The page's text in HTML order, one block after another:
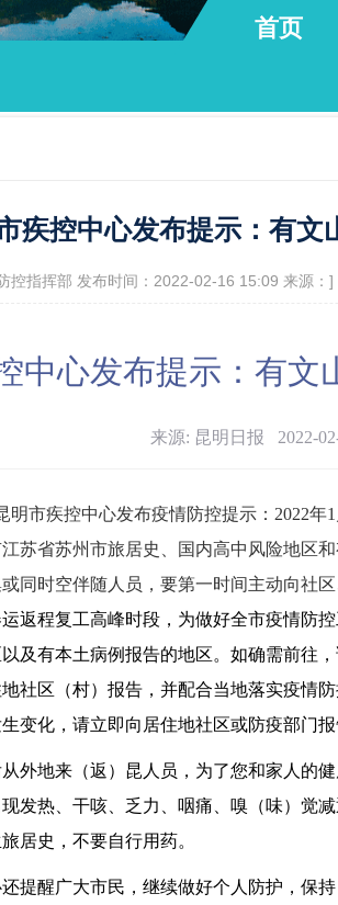
首页
政府信息公开年报
疾控中心发布提示：有文
控指挥部 发布时间：2022-02-16 15:09 来源：]
中心发布提示：有文
来源: 昆明日报 2022-
明市疾控中心发布疫情防控提示：2022
苏省苏州市旅居史、国内高中风险地区
同时空伴随人员，要第一时间主动向社
返程复工高峰时段，为做好全市疫情防
及有本土病例报告的地区。如确需前往
社区（村）报告，并配合当地落实疫情
变化，请立即向居住地社区或防疫部门
外地来（返）昆人员，为了您和家人的
发热、干咳、乏力、咽痛、嗅（味）觉
居史，不要自行用药。
提醒广大市民，继续做好个人防护，保